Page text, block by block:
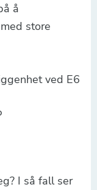
å
store
ved E6
I så fall ser